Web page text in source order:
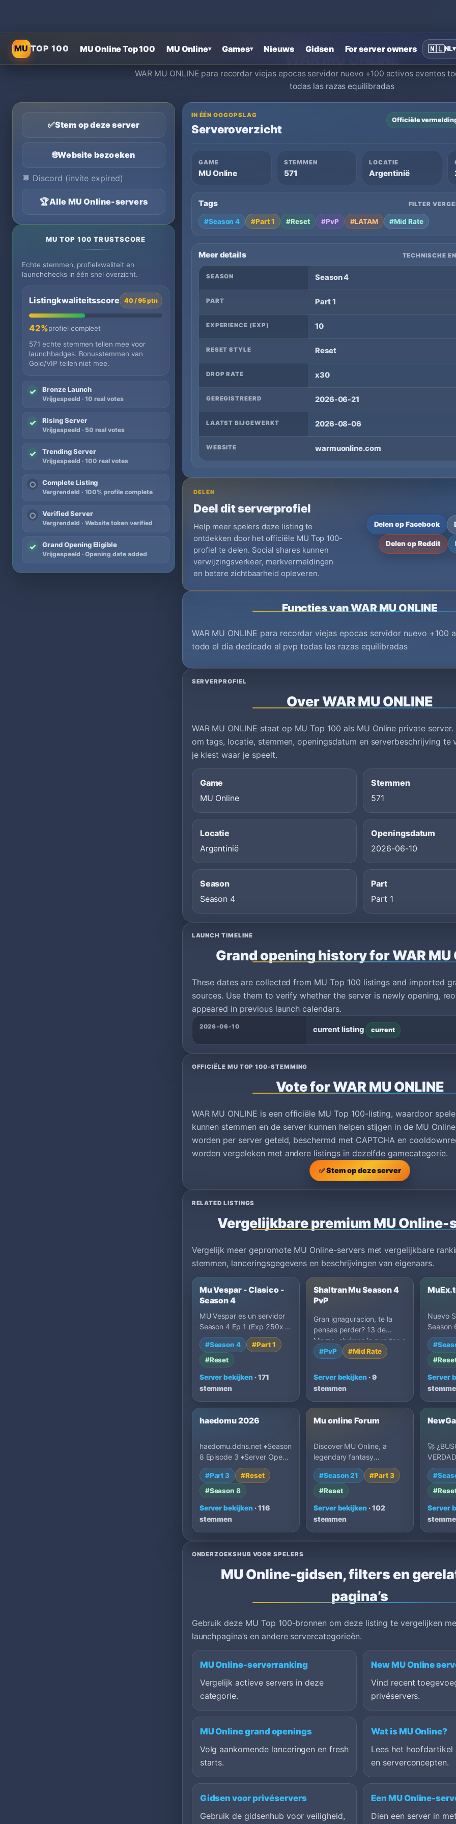
MUTOP 100 MU Online Top 100 MU Online▾ Games▾ Nieuws Gidsen For server owners 🇳🇱NL▾
Home›MU Online private servers›WAR MU ONLINE
WAR MU ONLINE para recordar viejas epocas servidor nuevo +100 activos eventos
todas las razas equilibradas
✅Stem op deze server
🌐Website bezoeken
💬 Discord (invite expired)
🏆Alle MU Online-servers
MU TOP 100 TRUSTSCORE
Echte stemmen, profielkwaliteit en
launchchecks in één snel overzicht.
Listingkwaliteitsscore 40 / 95 ptn
42%profiel compleet
571 echte stemmen tellen mee voor
launchbadges. Bonusstemmen van
Gold/VIP tellen niet mee.
✓ Bronze Launch
Vrijgespeeld · 10 real votes
✓ Rising Server
Vrijgespeeld · 50 real votes
✓ Trending Server
Vrijgespeeld · 100 real votes
○ Complete Listing
Vergrendeld · 100% profile complete
○ Verified Server
Vergrendeld · Website token verified
✓ Grand Opening Eligible
Vrijgespeeld · Opening date added
IN ÉÉN OOGOPSLAG
Serveroverzicht
Officiële
GAME
MU Online
STEMMEN
571
LOCATIE
Argentinië
Tags FILTER
#Season 4 #Part 1 #Reset #PvP #LATAM #Mid Rate
Meer details TECHNISCHE
SEASON Season 4
PART Part 1
EXPERIENCE (EXP) 10
RESET STYLE Reset
DROP RATE x30
GEREGISTREERD 2026-06-21
LAATST BIJGEWERKT 2026-08-06
WEBSITE warmuonline.com
DELEN
Deel dit serverprofiel
Help meer spelers deze listing te
ontdekken door het officiële MU Top 100-
profiel te delen. Social shares kunnen
verwijzingsverkeer, merkvermeldingen
en betere zichtbaarheid opleveren.
Delen op Facebook
Delen op Reddit
Functies van WAR MU ONLINE
WAR MU ONLINE para recordar viejas epocas servidor nuevo +100
todo el dia dedicado al pvp todas las razas equilibradas
SERVERPROFIEL
Over WAR MU ONLINE
WAR MU ONLINE staat op MU Top 100 als MU Online private
om tags, locatie, stemmen, openingsdatum en serverbeschrijving te
je kiest waar je speelt.
Game
MU Online
Stemmen
571
Locatie
Argentinië
Openingsdatum
2026-06-10
Season
Season 4
Part
Part 1
LAUNCH TIMELINE
Grand opening history for WAR MU
These dates are collected from MU Top 100 listings and imported
sources. Use them to verify whether the server is newly opening,
appeared in previous launch calendars.
2026-06-10 current listing current
OFFICIËLE MU TOP 100-STEMMING
Vote for WAR MU ONLINE
WAR MU ONLINE is een officiële MU Top 100-listing, waardoor
kunnen stemmen en de server kunnen helpen stijgen in de MU
worden per server geteld, beschermd met CAPTCHA en
worden vergeleken met andere listings in dezelfde gamecategorie.
✅ Stem op deze server
RELATED LISTINGS
Vergelijkbare premium MU Online-
Vergelijk meer gepromote MU Online-servers met vergelijkbare
stemmen, lanceringsgegevens en beschrijvingen van eigenaars.
Mu Vespar - Clasico -
Season 4
MU Vespar es un servidor
Season 4 Ep 1 (Exp 250x /
Drop 35%). Auténtico Play
to Win: 0% Webshop…
#Season 4
#Part 1
#Reset
Server bekijken· 171
stemmen
Shaltran Mu Season 4
PvP
Gran ignaguracion, te la
pensas perder? 13 de
Marzo, abrimos la puertas a
esta nueva aventura c…
#PvP #Mid Rate
Server bekijken · 9
stemmen
Nuevo
Season
Items,
9999x
Server
haedomu 2026
haedomu.ddns.net ♦Season
8 Episode 3 ♦Server Open
31/7 ♦Recompenza Por
Horas Online ♦Primeras 1…
#Part 3
#Reset
#Season 8
Server bekijken· 116
stemmen
Mu online Forum
Discover MU Online, a
legendary fantasy
MMORPG with epic PvP
battles, guild wars,
powerful clas…
#Season 21
#Part 3
#Reset
Server bekijken · 102
stemmen
🚀
VIEJA
🚀 EL
ESTA…
Server
ONDERZOEKSHUB VOOR SPELERS
MU Online-gidsen, filters en
pagina’s
Gebruik deze MU Top 100-bronnen om deze listing te vergelijken
launchpagina’s en andere servercategorieën.
MU Online-serverranking
Vergelijk actieve servers in deze
categorie.
New MU Online
Vind recent
privéservers.
MU Online grand openings
Volg aankomende lanceringen en fresh
starts.
Wat is MU Online?
Lees het hoofdartikel
en serverconcepten.
Gidsen voor privéservers
Gebruik de gidsenhub voor veiligheid,
Een MU Online-
Dien een server in